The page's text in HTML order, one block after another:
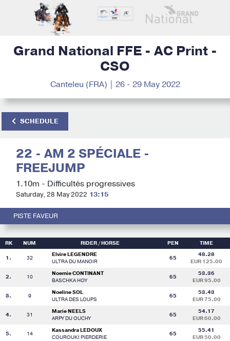
Grand National FFE - AC Print -
CSO
Canteleu (FRA) | 26 - 29 May 2022
SCHEDULE
22 - AM 2 SPÉCIALE -
FREEJUMP
1.10m - Difficultés progressives
Saturday, 28 May 2022 13:15
PISTE FAVEUR
RK NUM RIDER/ HORSE PEN TIME
1. 32
Elvire LEGENDRE
ULTRA DU MANOIR
65
48.28
EUR 125.00
2. 10
Noemie CONTINANT
BASCHKA HOY
65
53.36
EUR 95.00
3. 9
Noeline SOL
ULTRA DES LOUPS
65
53.43
EUR 75.00
4. 31
Marie NEELS
ARPY DU OUCHY
65
54.17
EUR 60.00
5. 14
Kassandra LEDOUX
COUROUKI PIERDERIE
65
55.41
EUR 50.00